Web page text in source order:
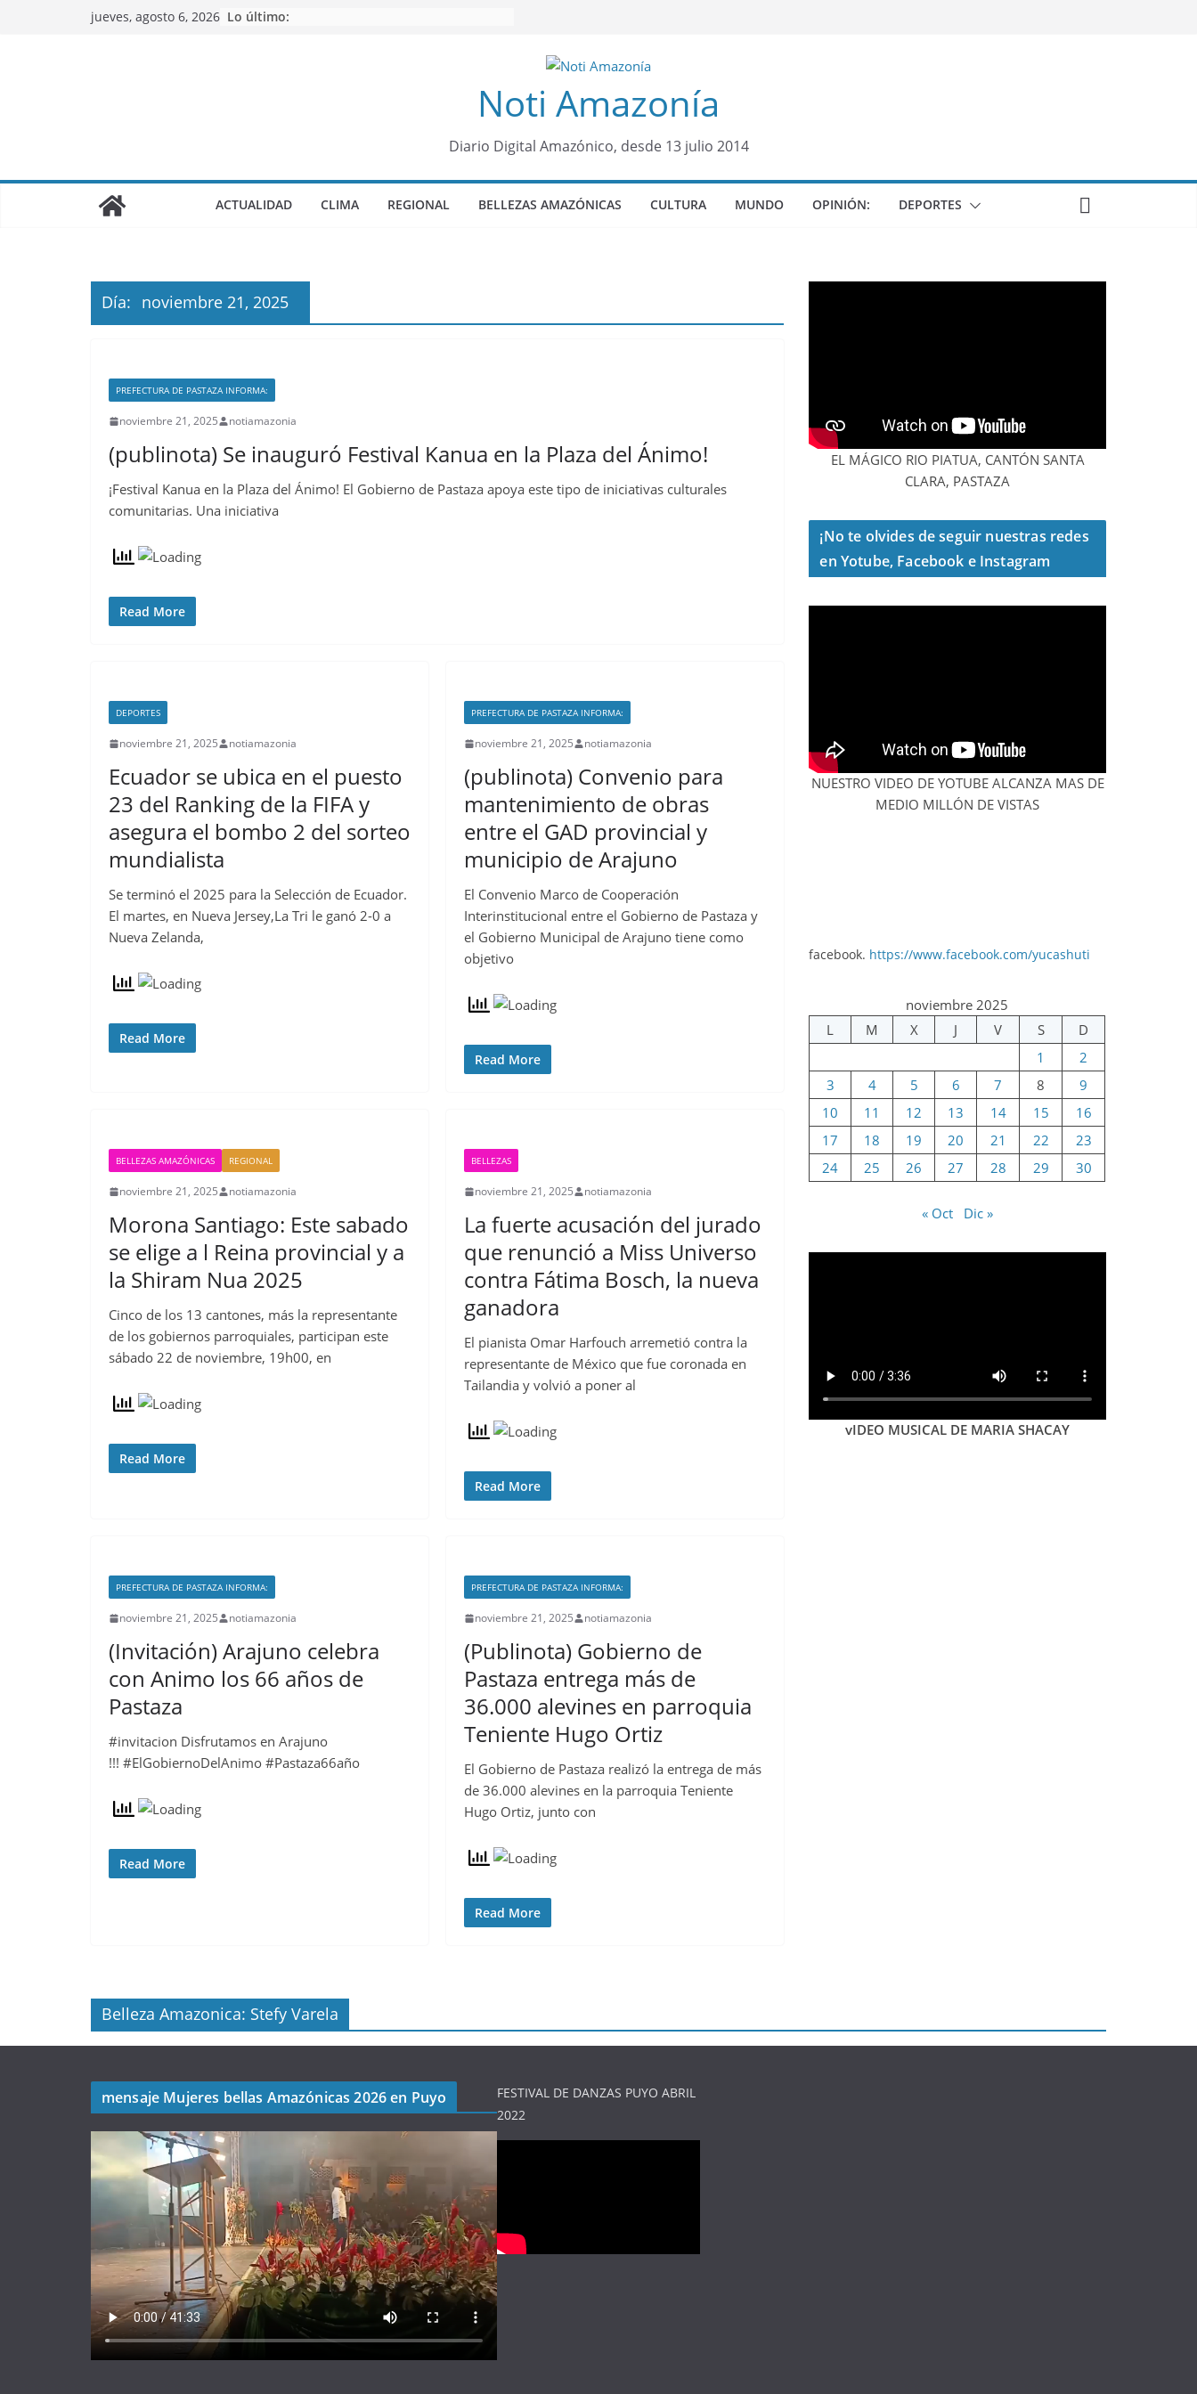
jueves, agosto 6, 2026 Lo último:
Noti Amazonía
Diario Digital Amazónico, desde 13 julio 2014
ACTUALIDAD CLIMA REGIONAL BELLEZAS AMAZÓNICAS CULTURA MUNDO OPINIÓN: DEPORTES
Día: noviembre 21, 2025
PREFECTURA DE PASTAZA INFORMA:
noviembre 21, 2025 notiamazonia
(publinota) Se inauguró Festival Kanua en la Plaza del Ánimo!
¡Festival Kanua en la Plaza del Ánimo! El Gobierno de Pastaza apoya este tipo de iniciativas culturales
comunitarias. Una iniciativa
Read More
DEPORTES
noviembre 21, 2025 notiamazonia
Ecuador se ubica en el puesto
23 del Ranking de la FIFA y
asegura el bombo 2 del sorteo
mundialista
Se terminó el 2025 para la Selección de Ecuador.
El martes, en Nueva Jersey,La Tri le ganó 2-0 a
Nueva Zelanda,
Read More
PREFECTURA DE PASTAZA INFORMA:
noviembre 21, 2025 notiamazonia
(publinota) Convenio para
mantenimiento de obras
entre el GAD provincial y
municipio de Arajuno
El Convenio Marco de Cooperación
Interinstitucional entre el Gobierno de Pastaza y
el Gobierno Municipal de Arajuno tiene como
objetivo
Read More
BELLEZAS AMAZÓNICAS REGIONAL
noviembre 21, 2025 notiamazonia
Morona Santiago: Este sabado
se elige a l Reina provincial y a
la Shiram Nua 2025
Cinco de los 13 cantones, más la representante
de los gobiernos parroquiales, participan este
sábado 22 de noviembre, 19h00, en
Read More
BELLEZAS
noviembre 21, 2025 notiamazonia
La fuerte acusación del jurado
que renunció a Miss Universo
contra Fátima Bosch, la nueva
ganadora
El pianista Omar Harfouch arremetió contra la
representante de México que fue coronada en
Tailandia y volvió a poner al
Read More
PREFECTURA DE PASTAZA INFORMA:
noviembre 21, 2025 notiamazonia
(Invitación) Arajuno celebra
con Animo los 66 años de
Pastaza
#invitacion Disfrutamos en Arajuno
!!! #ElGobiernoDelAnimo #Pastaza66año
Read More
PREFECTURA DE PASTAZA INFORMA:
noviembre 21, 2025 notiamazonia
(Publinota) Gobierno de
Pastaza entrega más de
36.000 alevines en parroquia
Teniente Hugo Ortiz
El Gobierno de Pastaza realizó la entrega de más
de 36.000 alevines en la parroquia Teniente
Hugo Ortiz, junto con
Read More
EL MÁGICO RIO PIATUA, CANTÓN SANTA
CLARA, PASTAZA
¡No te olvides de seguir nuestras redes
en Yotube, Facebook e Instagram
NUESTRO VIDEO DE YOTUBE ALCANZA MAS DE
MEDIO MILLÓN DE VISTAS
facebook. https://www.facebook.com/yucashuti
noviembre 2025
L
M X J V S
D
1
2
3
4 5 6 7 8
9
10
11 12 13 14 15
16
17
18 19 20 21 22
23
24
25 26 27 28 29 30
« Oct Dic »
vIDEO MUSICAL DE MARIA SHACAY
Belleza Amazonica: Stefy Varela
mensaje Mujeres bellas Amazónicas 2026 en Puyo
FESTIVAL DE DANZAS PUYO ABRIL
2022